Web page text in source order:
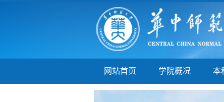
网站首页 学院概况 本